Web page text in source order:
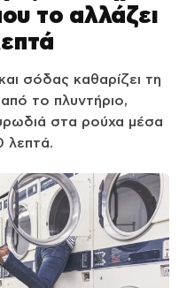
το αλλάζει
σόδας καθαρίζει τη
το πλυντήριο,
στα ρούχα μέσα
λεπτά.